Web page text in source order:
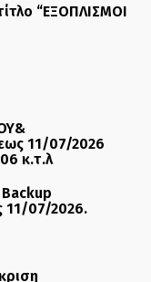
“ΕΞΟΠΛΙΣΜΟΙ
11/07/2026
κ.τ.λ
11/07/2026.